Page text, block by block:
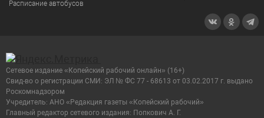
Расписание автобусов
Сетевое издание «Копейский рабочий онлайн» (16+)
Cвид-во о регистрации СМИ: ЭЛ № ФС 77 - 68613 от 03.02.2017 г. выдано
Роскомнадзором
Учредитель: АНО «Редакция газеты «Копейский рабочий»
Главный редактор сетевого издания: Попкович А. Г.